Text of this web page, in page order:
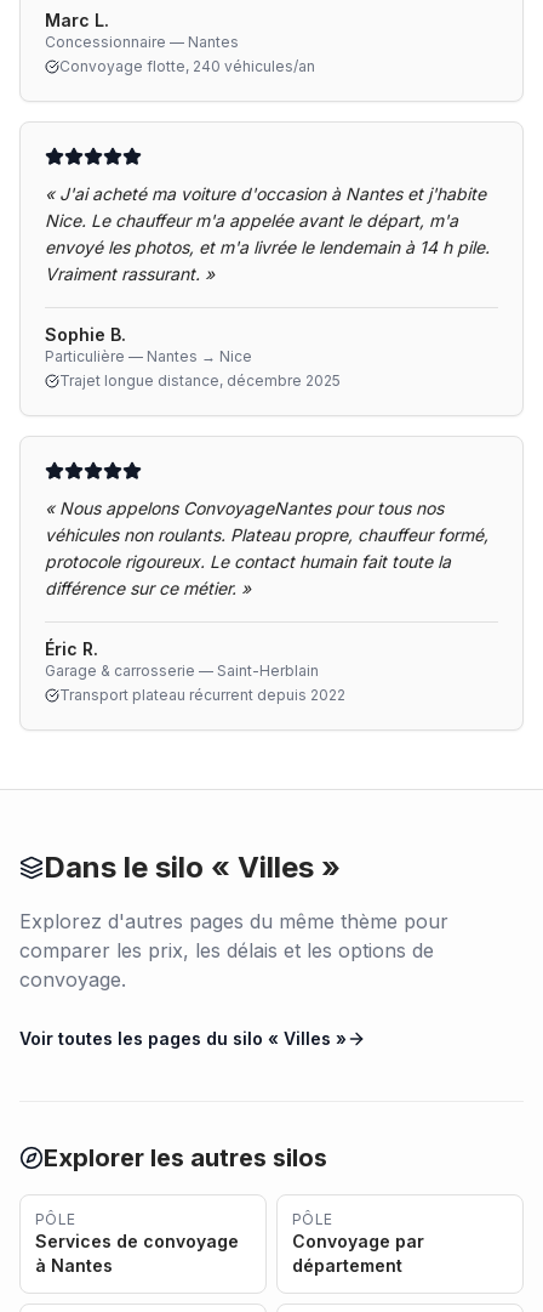
Marc L.
Concessionnaire — Nantes
Convoyage flotte, 240 véhicules/an
« J'ai acheté ma voiture d'occasion à Nantes et j'habite
Nice. Le chauffeur m'a appelée avant le départ, m'a
envoyé les photos, et m'a livrée le lendemain à 14 h pile.
Vraiment rassurant. »
Sophie B.
Particulière — Nantes → Nice
Trajet longue distance, décembre 2025
« Nous appelons ConvoyageNantes pour tous nos
véhicules non roulants. Plateau propre, chauffeur formé,
protocole rigoureux. Le contact humain fait toute la
différence sur ce métier. »
Éric R.
Garage & carrosserie — Saint-Herblain
Transport plateau récurrent depuis 2022
Dans le silo « Villes »
Explorez d'autres pages du même thème pour
comparer les prix, les délais et les options de
convoyage.
Voir toutes les pages du silo « Villes »
Explorer les autres silos
PÔLE
Services de convoyage
à Nantes
PÔLE
Convoyage par
département